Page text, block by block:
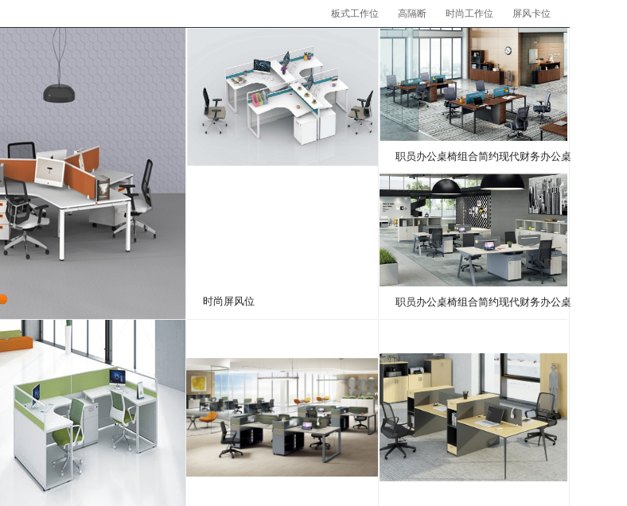
屏风卡位
时尚工作位
高隔断
板式工作位
时尚屏风位
职员办公桌椅组合简约现代财务办公桌
职员办公桌椅组合简约现代财务办公桌